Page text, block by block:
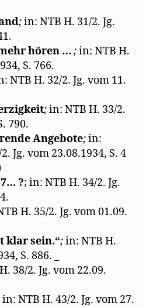
;in: NTB H. 31/2. Jg.
hören …;in: NTB H.
S. 766.
NTB H. 32/2. Jg. vom 11.
;in: NTB H. 33/2.
790.
Angebote;in:
Jg. vom 23.08.1934, S. 4
?; in: NTB H. 34/2. Jg.
H. 35/2. Jg. vom 01.09.
klar sein.“;in: NTB H.
S. 886. _
38/2. Jg. vom 22.09.
in: NTB H. 43/2. Jg. vom 27.